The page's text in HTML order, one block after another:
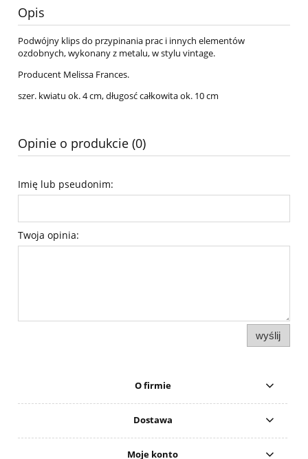
Opis
Podwójny klips do przypinania prac i innych elementów
ozdobnych, wykonany z metalu, w stylu vintage.
Producent Melissa Frances.
szer. kwiatu ok. 4 cm, długosć całkowita ok. 10 cm
Opinie o produkcie (0)
Imię lub pseudonim:
Twoja opinia:
wyślij
O firmie
Dostawa
Moje konto